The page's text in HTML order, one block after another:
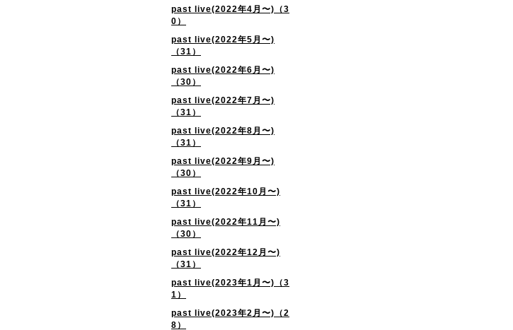
past live(2022年4月〜)（3
0）
past live(2022年5月〜)
（31）
past live(2022年6月〜)
（30）
past live(2022年7月〜)
（31）
past live(2022年8月〜)
（31）
past live(2022年9月〜)
（30）
past live(2022年10月〜)
（31）
past live(2022年11月〜)
（30）
past live(2022年12月〜)
（31）
past live(2023年1月〜)（3
1）
past live(2023年2月〜)（2
8）